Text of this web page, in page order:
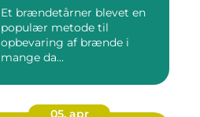
Et brændetårner blevet en
populær metode til
opbevaring af brænde i
mange da...
05. apr